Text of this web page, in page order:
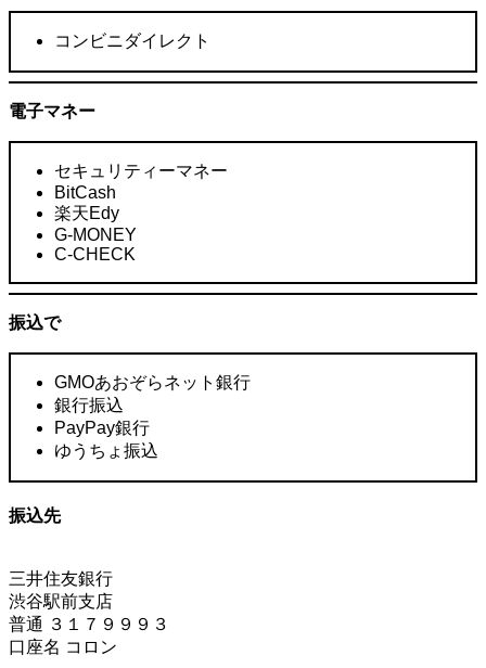
コンビニダイレクト
電子マネー
セキュリティーマネー
BitCash
楽天Edy
G-MONEY
C-CHECK
振込で
GMOあおぞらネット銀行
銀行振込
PayPay銀行
ゆうちょ振込
振込先
三井住友銀行
渋谷駅前支店
普通 ３１７９９９３
口座名 コロン